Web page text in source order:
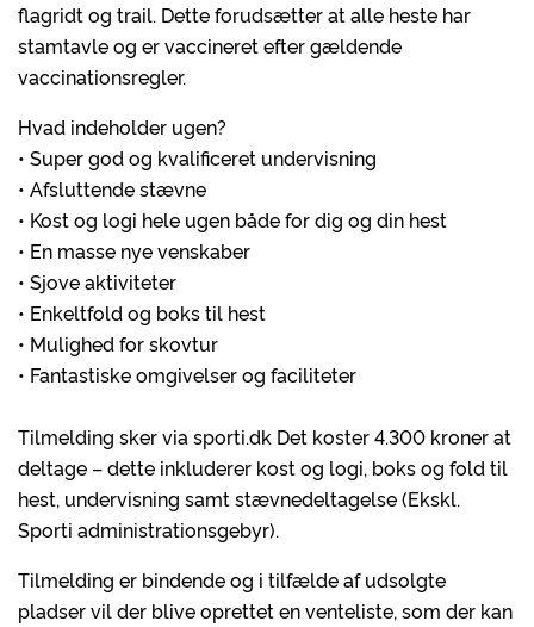
flagridt og trail. Dette forudsætter at alle heste har
stamtavle og er vaccineret efter gældende
vaccinationsregler.
Hvad indeholder ugen?
• Super god og kvalificeret undervisning
• Afsluttende stævne
• Kost og logi hele ugen både for dig og din hest
• En masse nye venskaber
• Sjove aktiviteter
• Enkeltfold og boks til hest
• Mulighed for skovtur
• Fantastiske omgivelser og faciliteter
Tilmelding sker via sporti.dk Det koster 4.300 kroner at
deltage – dette inkluderer kost og logi, boks og fold til
hest, undervisning samt stævnedeltagelse (Ekskl.
Sporti administrationsgebyr).
Tilmelding er bindende og i tilfælde af udsolgte
pladser vil der blive oprettet en venteliste, som der kan